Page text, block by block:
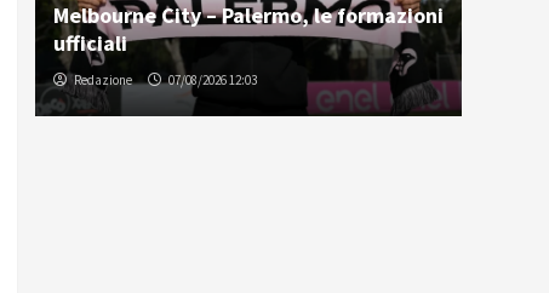
Melbourne City – Palermo, le formazioni
ufficiali
Redazione 07/08/2026 12:03